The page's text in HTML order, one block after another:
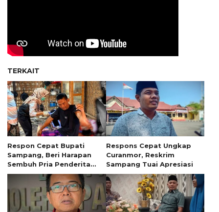
TERKAIT
Respon Cepat Bupati
Sampang, Beri Harapan
Sembuh Pria Penderita
Tumor 13 Tahun
Respons Cepat Ungkap
Curanmor, Reskrim
Sampang Tuai Apresiasi